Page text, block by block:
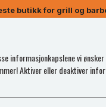
butikk for grill og
informasjonkapslene vi
Aktiver eller deaktiver